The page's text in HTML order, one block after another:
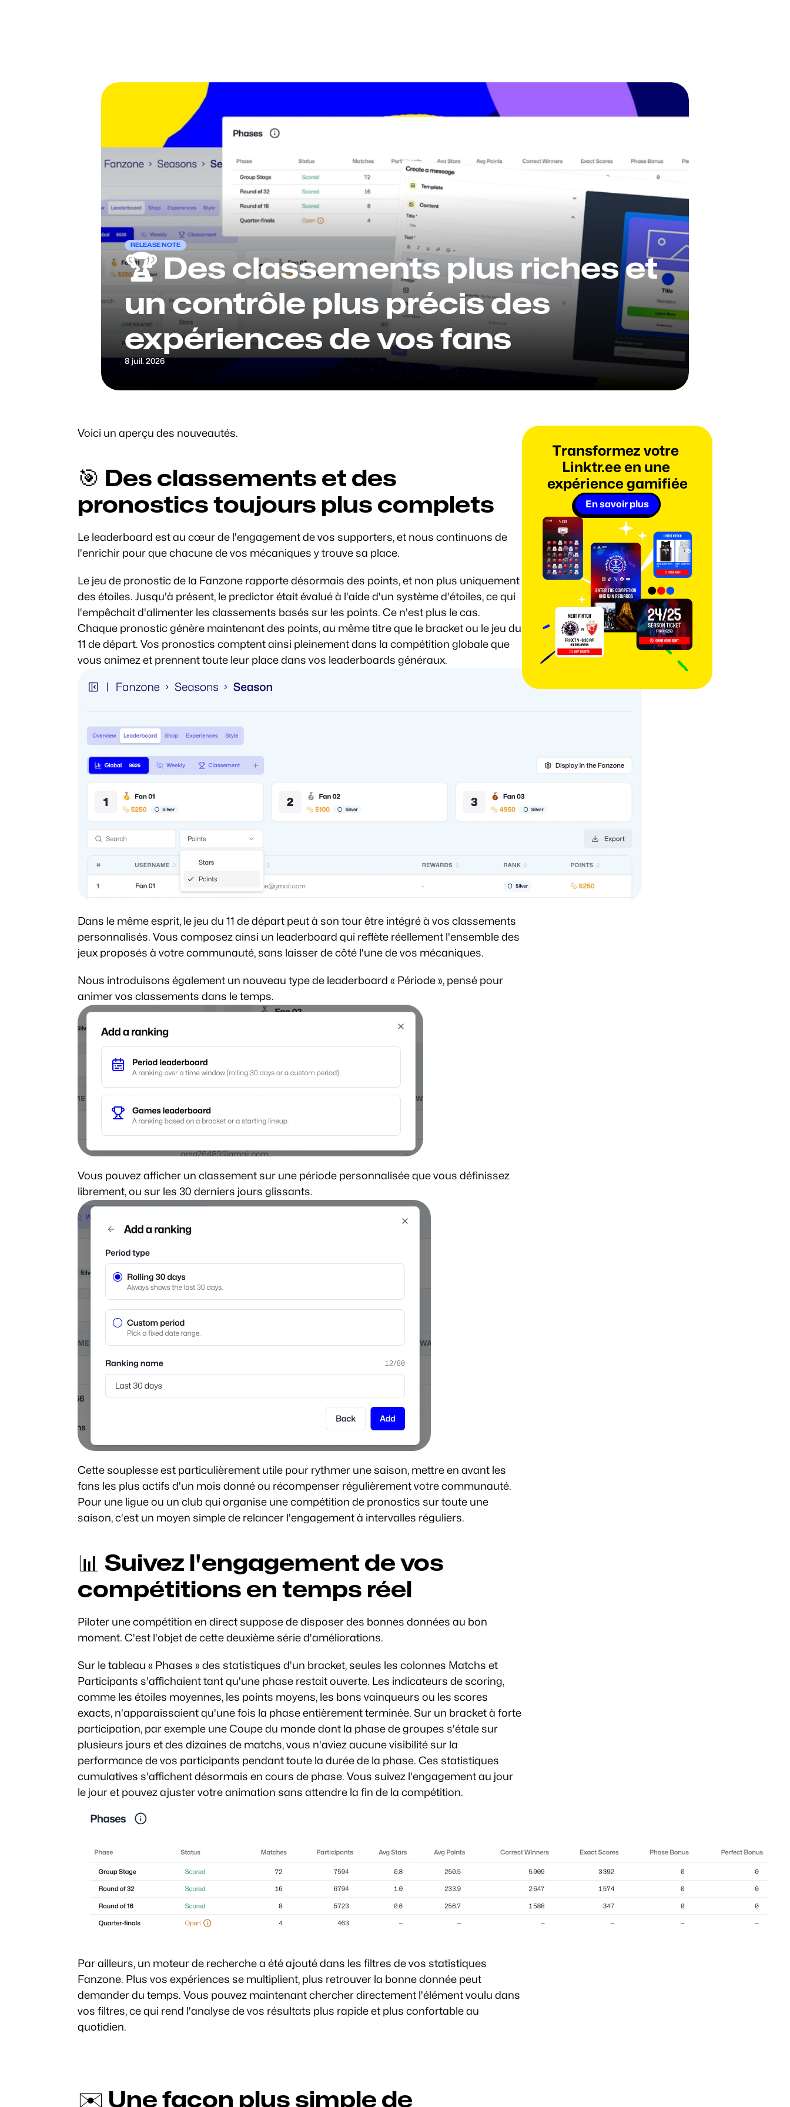
RELEASE NOTE
🏆 Des classements plus riches et
un contrôle plus précis des
expériences de vos fans
8 juil. 2026
Voici un aperçu des nouveautés.
🎯 Des classements et des
pronostics toujours plus complets
Le leaderboard est au cœur de l'engagement de vos supporters, et nous continuons de
l'enrichir pour que chacune de vos mécaniques y trouve sa place.
Le jeu de pronostic de la Fanzone rapporte désormais des points, et non plus uniquement
des étoiles. Jusqu'à présent, le predictor était évalué à l'aide d'un système d'étoiles, ce qui
l'empêchait d'alimenter les classements basés sur les points. Ce n'est plus le cas.
Chaque pronostic génère maintenant des points, au même titre que le bracket ou le jeu du
11 de départ. Vos pronostics comptent ainsi pleinement dans la compétition globale que
vous animez et prennent toute leur place dans vos leaderboards généraux.
Dans le même esprit, le jeu du 11 de départ peut à son tour être intégré à vos classements
personnalisés. Vous composez ainsi un leaderboard qui reflète réellement l'ensemble des
jeux proposés à votre communauté, sans laisser de côté l'une de vos mécaniques.
Nous introduisons également un nouveau type de leaderboard « Période », pensé pour
animer vos classements dans le temps.
Vous pouvez afficher un classement sur une période personnalisée que vous définissez
librement, ou sur les 30 derniers jours glissants.
Cette souplesse est particulièrement utile pour rythmer une saison, mettre en avant les
fans les plus actifs d'un mois donné ou récompenser régulièrement votre communauté.
Pour une ligue ou un club qui organise une compétition de pronostics sur toute une
saison, c'est un moyen simple de relancer l'engagement à intervalles réguliers.
📊 Suivez l'engagement de vos
compétitions en temps réel
Piloter une compétition en direct suppose de disposer des bonnes données au bon
moment. C'est l'objet de cette deuxième série d'améliorations.
Sur le tableau « Phases » des statistiques d'un bracket, seules les colonnes Matchs et
Participants s'affichaient tant qu'une phase restait ouverte. Les indicateurs de scoring,
comme les étoiles moyennes, les points moyens, les bons vainqueurs ou les scores
exacts, n'apparaissaient qu'une fois la phase entièrement terminée. Sur un bracket à forte
participation, par exemple une Coupe du monde dont la phase de groupes s'étale sur
plusieurs jours et des dizaines de matchs, vous n'aviez aucune visibilité sur la
performance de vos participants pendant toute la durée de la phase. Ces statistiques
cumulatives s'affichent désormais en cours de phase. Vous suivez l'engagement au jour
le jour et pouvez ajuster votre animation sans attendre la fin de la compétition.
Par ailleurs, un moteur de recherche a été ajouté dans les filtres de vos statistiques
Fanzone. Plus vos expériences se multiplient, plus retrouver la bonne donnée peut
demander du temps. Vous pouvez maintenant chercher directement l'élément voulu dans
vos filtres, ce qui rend l'analyse de vos résultats plus rapide et plus confortable au
quotidien.
✉️ Une façon plus simple de
Transformez votre
Linktr.ee en une
expérience gamifiée
En savoir plus